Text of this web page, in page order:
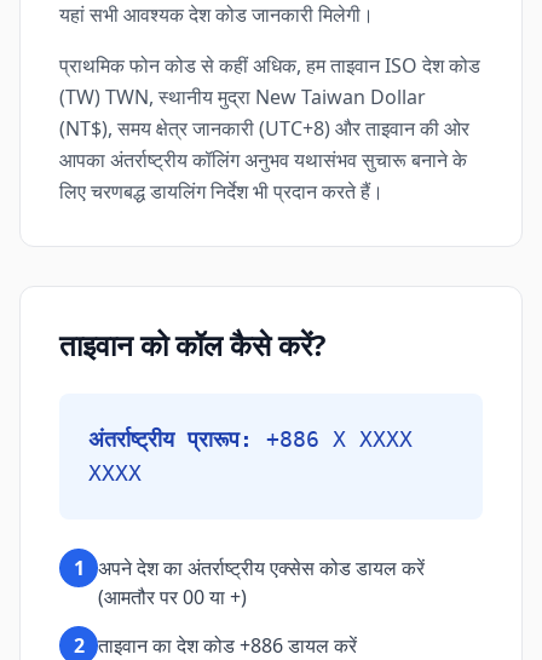
यहां सभी आवश्यक देश कोड जानकारी मिलेगी।
प्राथमिक फोन कोड से कहीं अधिक, हम ताइवान ISO देश कोड
(TW) TWN, स्थानीय मुद्रा New Taiwan Dollar
(NT$), समय क्षेत्र जानकारी (UTC+8) और ताइवान की ओर
आपका अंतर्राष्ट्रीय कॉलिंग अनुभव यथासंभव सुचारू बनाने के
लिए चरणबद्ध डायलिंग निर्देश भी प्रदान करते हैं।
ताइवान को कॉल कैसे करें?
अंतर्राष्ट्रीय प्रारूप:
+886 X XXXX
XXXX
1 अपने देश का अंतर्राष्ट्रीय एक्सेस कोड डायल करें
(आमतौर पर 00 या +)
2 ताइवान का देश कोड +886 डायल करें